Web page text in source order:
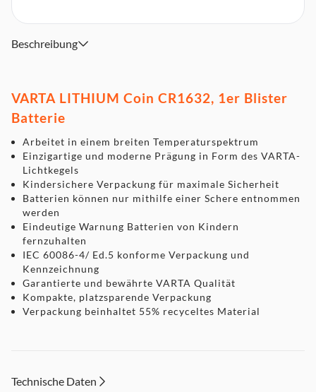
Beschreibung
VARTA LITHIUM Coin CR1632, 1er Blister
Batterie
Arbeitet in einem breiten Temperaturspektrum
Einzigartige und moderne Prägung in Form des VARTA-
Lichtkegels
Kindersichere Verpackung für maximale Sicherheit
Batterien können nur mithilfe einer Schere entnommen
werden
Eindeutige Warnung Batterien von Kindern
fernzuhalten
IEC 60086-4/ Ed.5 konforme Verpackung und
Kennzeichnung
Garantierte und bewährte VARTA Qualität
Kompakte, platzsparende Verpackung
Verpackung beinhaltet 55% recyceltes Material
Technische Daten